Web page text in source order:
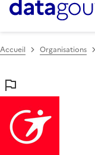
Accueil Organisations